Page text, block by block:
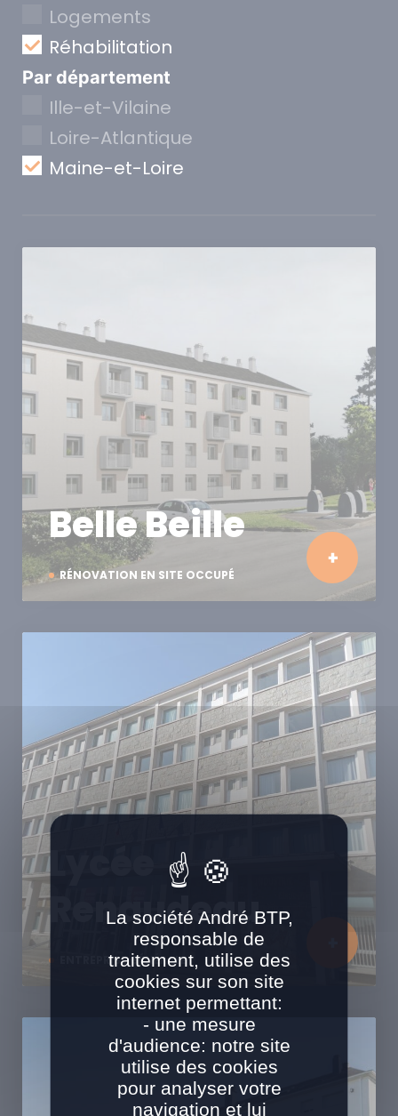
Logements
Réhabilitation
Par département
Ille-et-Vilaine
Loire-Atlantique
Maine-et-Loire
RÉNOVATION EN SITE OCCUPÉ
Belle Beille
ENTREPRISE GÉNÉRALE
Lycée
Renaudeau
La société André BTP,
responsable de
traitement, utilise des
cookies sur son site
internet permettant:
- une mesure
d'audience: notre site
utilise des cookies
pour analyser votre
navigation et lui